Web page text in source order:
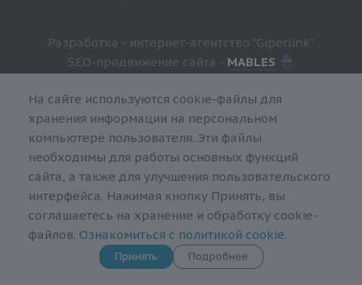
Разработка - интернет-агентство "Giperlink"
SEO-продвижение сайта - MABLES
На сайте используются cookie-файлы для
хранения информации на персональном
компьютере пользователя. Эти файлы
необходимы для работы основных функций
сайта, а также для улучшения пользовательского
интерфейса. Нажимая кнопку Принять, вы
соглашаетесь на хранение и обработку cookie-
файлов. Ознакомиться с политикой cookie.
Принять Подробнее